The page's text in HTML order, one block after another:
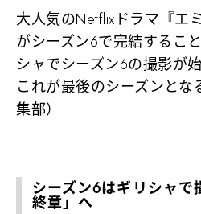
大人気のNetflixドラマ『エ
がシーズン6で完結するこ
シャでシーズン6の撮影が
これが最後のシーズンと
集部）
シーズン6はギリシャ
終章」へ